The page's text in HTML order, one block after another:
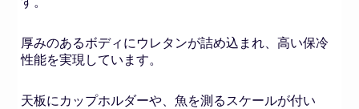
厚みのあるボディにウレタンが詰め込まれ、高い保冷
性能を実現しています。
天板にカップホルダーや、魚を測るスケールが付い